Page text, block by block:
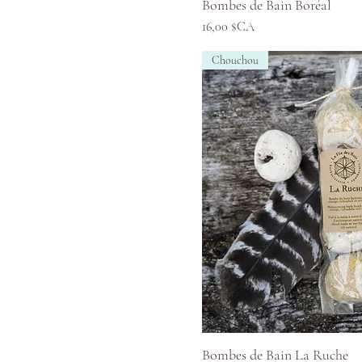
Bombes de Bain Boréal
Prix
16,00 $CA
Aperçu
Chouchou
Bombes de Bain La Ruche